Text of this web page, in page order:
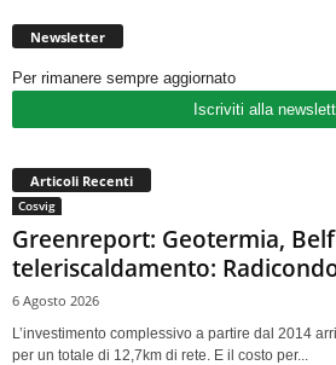
Newsletter
Per rimanere sempre aggiornato
Iscriviti alla
Articoli Recenti
Cosvig
Greenreport: Geotermia,
teleriscaldamento:
6 Agosto 2026
L’investimento complessivo a partire dal 2014
per un totale di 12,7km di rete. E il costo per...